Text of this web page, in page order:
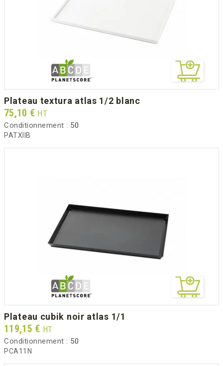
plateau textura atlas 1/2 blanc
Prix
75,10 € HT
Conditionnement : 50
PATXIIB
plateau cubik noir atlas 1/1
Prix
119,15 € HT
Conditionnement : 50
PCA11N